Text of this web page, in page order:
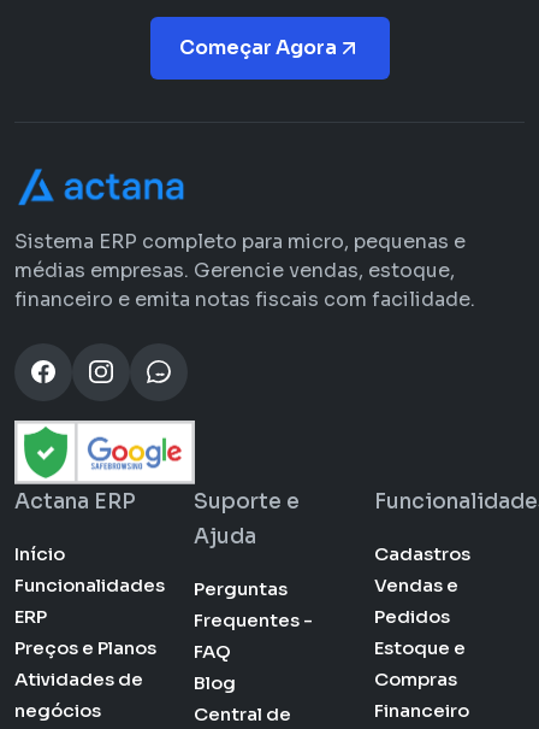
Começar Agora
Sistema ERP completo para micro, pequenas e
médias empresas. Gerencie vendas, estoque,
financeiro e emita notas fiscais com facilidade.
Actana ERP
Início
Funcionalidades
ERP
Preços e Planos
Atividades de
negócios
Suporte e
Ajuda
Perguntas
Frequentes -
FAQ
Blog
Central de
Cadastros
Vendas e
Pedidos
Estoque e
Compras
Financeiro